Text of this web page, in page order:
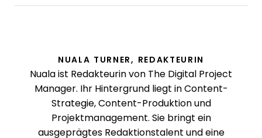
NUALA TURNER, REDAKTEURIN
Nuala ist Redakteurin von The Digital Project
Manager. Ihr Hintergrund liegt in Content-
Strategie, Content-Produktion und
Projektmanagement. Sie bringt ein
ausgeprägtes Redaktionstalent und eine